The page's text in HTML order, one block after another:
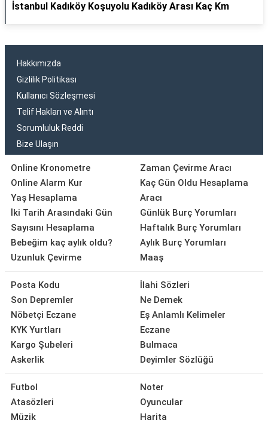
İstanbul Kadıköy Koşuyolu Kadıköy Arası Kaç Km
Hakkımızda
Gizlilik Politikası
Kullanıcı Sözleşmesi
Telif Hakları ve Alıntı
Sorumluluk Reddi
Bize Ulaşın
Online Kronometre
Online Alarm Kur
Yaş Hesaplama
İki Tarih Arasındaki Gün
Sayısını Hesaplama
Bebeğim kaç aylık oldu?
Uzunluk Çevirme
Zaman Çevirme Aracı
Kaç Gün Oldu Hesaplama
Aracı
Günlük Burç Yorumları
Haftalık Burç Yorumları
Aylık Burç Yorumları
Maaş
Posta Kodu
Son Depremler
Nöbetçi Eczane
KYK Yurtları
Kargo Şubeleri
Askerlik
İlahi Sözleri
Ne Demek
Eş Anlamlı Kelimeler
Eczane
Bulmaca
Deyimler Sözlüğü
Futbol
Atasözleri
Müzik
Noter
Oyuncular
Harita